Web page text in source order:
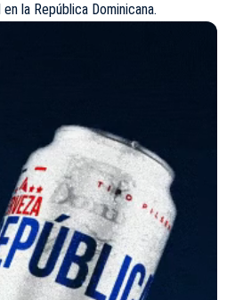
la República Dominicana.